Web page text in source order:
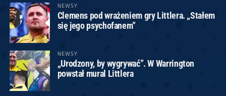
NEWSY
Clemens pod wrażeniem gry Littlera. „Stałem
się jego psychofanem”
NEWSY
„Urodzony, by wygrywać”. W Warrington
powstał mural Littlera